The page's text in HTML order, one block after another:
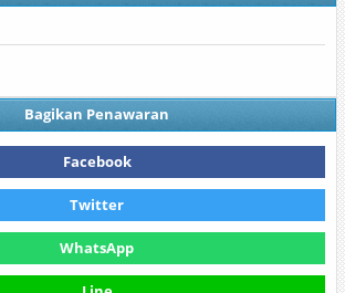
Bagikan Penawaran
Facebook
Twitter
WhatsApp